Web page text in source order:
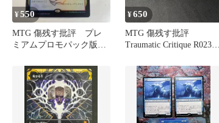
¥550
MTG 傷残す批評 プレ
ミアムプロモパック版
¥650
MTG 傷残す批評
Traumatic Critique R0239 2